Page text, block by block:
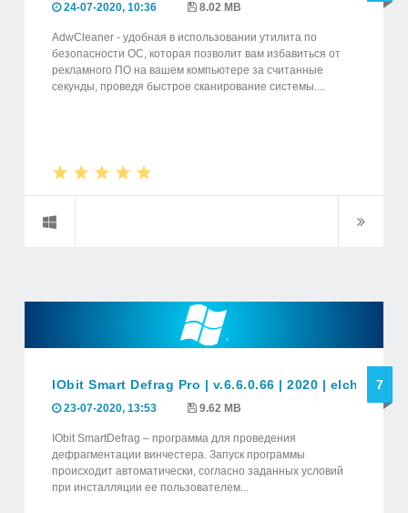
24-07-2020, 10:36 8.02 MB
AdwCleaner - удобная в использовании утилита по
безопасности ОС, которая позволит вам избавиться от
рекламного ПО на вашем компьютере за считанные
секунды, проведя быстрое сканирование системы....
IObit Smart Defrag Pro | v.6.6.0.66 | 2020 | 7
23-07-2020, 13:53 9.62 MB
IObit SmartDefrag – программа для проведения
дефрагментации винчестера. Запуск программы
происходит автоматически, согласно заданных условий
при инсталляции ее пользователем...